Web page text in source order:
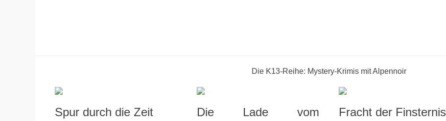
Die K13-Reihe: Mystery-Krimis mit Alpennoir
Spur durch die Zeit
Die Lade vom
Fracht der Finsternis